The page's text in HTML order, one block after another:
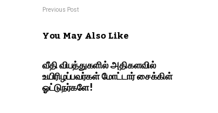
Previous Post
You May Also Like
வீதி விபத்துகளில் அதிகளவில்
உயிரிழப்பவர்கள் மோட்டார் சைக்கிள்
ஓட்டுநர்களே!